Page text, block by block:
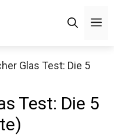
Glas Test: Die 5
Test: Die 5